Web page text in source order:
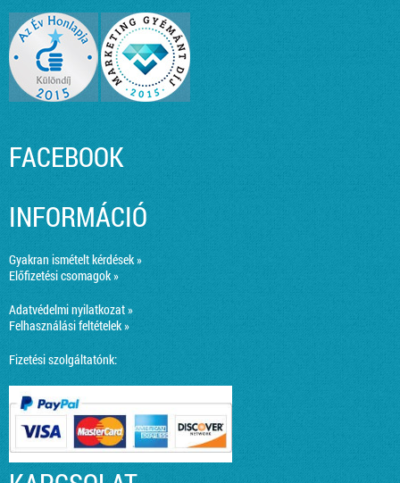
FACEBOOK
INFORMÁCIÓ
Gyakran ismételt kérdések »
Előfizetési csomagok »
Adatvédelmi nyilatkozat »
Felhasználási feltételek »
Fizetési szolgáltatónk: